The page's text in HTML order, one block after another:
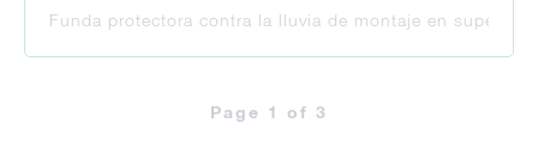
Funda protectora contra la lluvia de montaje en
Page 1 of 3